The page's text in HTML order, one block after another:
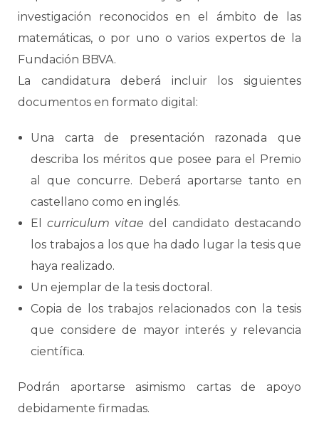
investigación reconocidos en el ámbito de las
matemáticas, o por uno o varios expertos de la
Fundación BBVA.
La candidatura deberá incluir los siguientes
documentos en formato digital:
Una carta de presentación razonada que
describa los méritos que posee para el Premio
al que concurre. Deberá aportarse tanto en
castellano como en inglés.
El curriculum vitae del candidato destacando
los trabajos a los que ha dado lugar la tesis que
haya realizado.
Un ejemplar de la tesis doctoral.
Copia de los trabajos relacionados con la tesis
que considere de mayor interés y relevancia
científica.
Podrán aportarse asimismo cartas de apoyo
debidamente firmadas.